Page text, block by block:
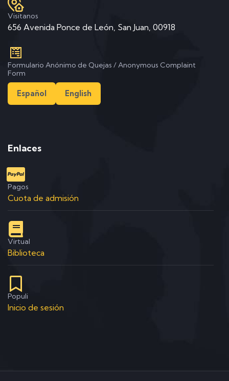
Visitanos
656 Avenida Ponce de León, San Juan, 00918
Formulario Anónimo de Quejas / Anonymous Complaint
Form
Español English
Enlaces
Pagos
Cuota de admisión
Virtual
Biblioteca
Populi
Inicio de sesión